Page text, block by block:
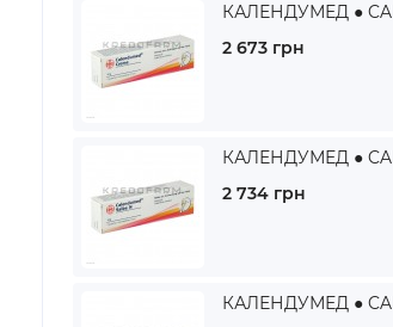
КАЛЕНДУМЕД ●
2 673 грн
КАЛЕНДУМЕД ●
2 734 грн
КАЛЕНДУМЕД ●